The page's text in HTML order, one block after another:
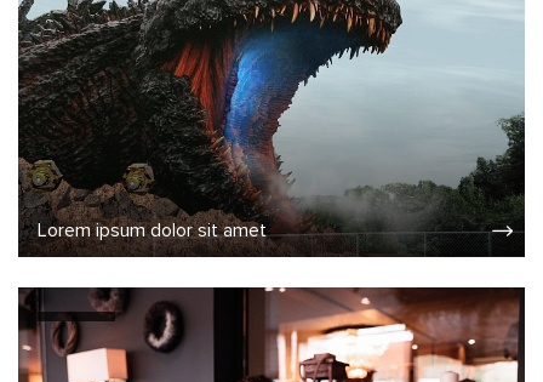
Lorem ipsum dolor sit amet